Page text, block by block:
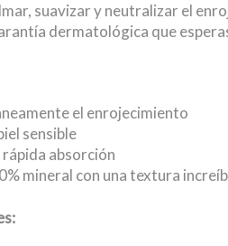
suavizar y neutralizar el
dermatológica que
el enrojecimiento
sensible
rápida absorción
mineral con una textura